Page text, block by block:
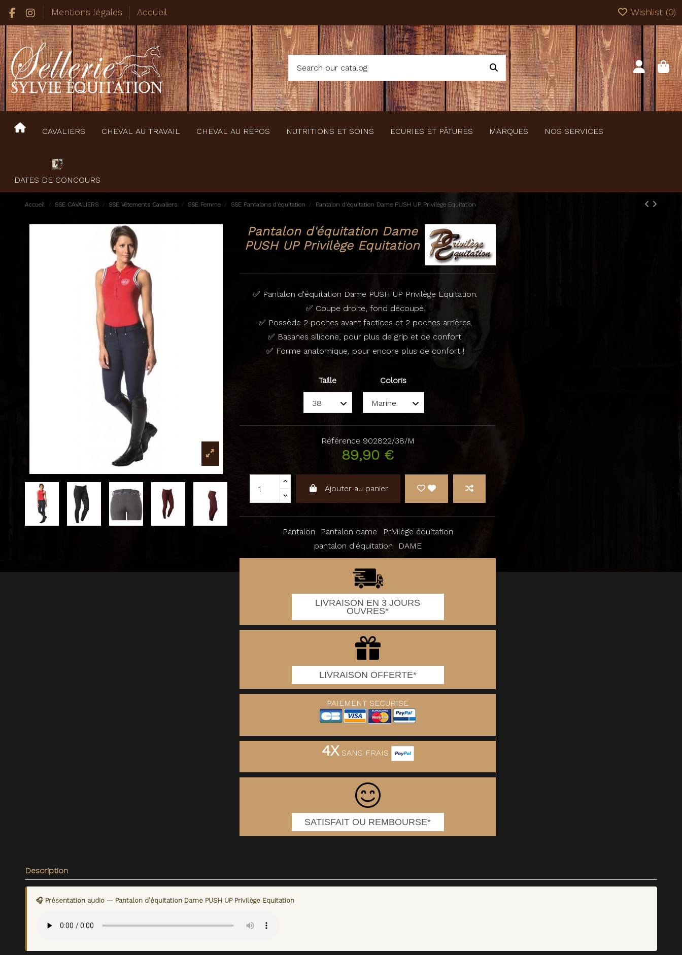
Mentions légales Accueil Wishlist (0)
CAVALIERS CHEVAL AU TRAVAIL CHEVAL AU REPOS NUTRITIONS ET SOINS ECURIES ET PÂTURES MARQUES NOS SERVICES
DATES DE CONCOURS
Accueil SSE CAVALIERS SSE Vêtements Cavaliers SSE Femme SSE Pantalons d'équitation Pantalon d'équitation Dame PUSH UP Privilège Equitation
Pantalon d'équitation Dame
PUSH UP Privilège Equitation
✅ Pantalon d'équitation Dame PUSH UP Privilège Equitation.
✅ Coupe droite, fond découpé.
✅ Possède 2 poches avant factices et 2 poches arrières.
✅ Basanes silicone, pour plus de grip et de confort.
✅ Forme anatomique, pour encore plus de confort !
Taille Coloris
Référence 902822/38/M
89,90 €
Ajouter au panier
Pantalon Pantalon dame
Privilège équitation
pantalon d'équitation
DAME
LIVRAISON EN 3 JOURS
OUVRES*
LIVRAISON OFFERTE*
PAIEMENT SECURISE
4XSANS FRAIS
SATISFAIT OU REMBOURSE*
Description
🎧 Présentation audio — Pantalon d'équitation Dame PUSH UP Privilège Equitation